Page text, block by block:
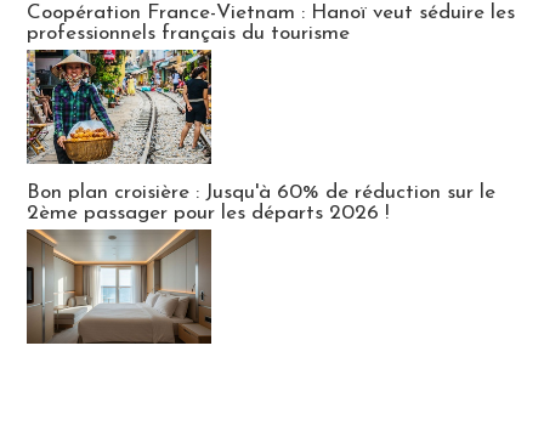
Coopération France-Vietnam : Hanoï veut séduire les
professionnels français du tourisme
Bon plan croisière : Jusqu'à 60% de réduction sur le
2ème passager pour les départs 2026 !